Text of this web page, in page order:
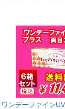
ワンデーファイン